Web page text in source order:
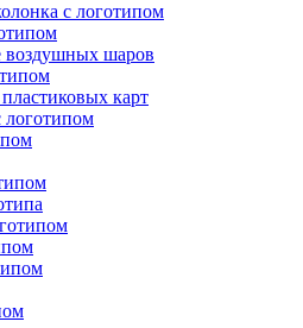
с логотипом
воздушных шаров
карт